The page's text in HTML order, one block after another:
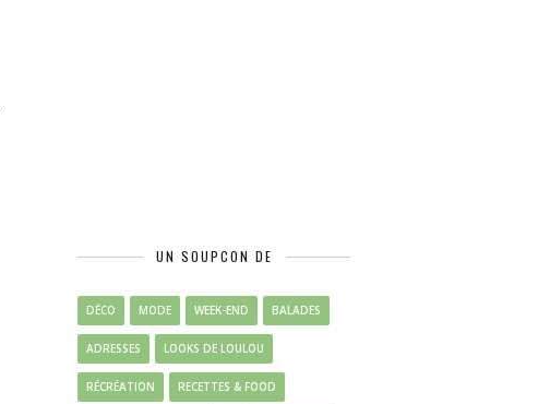
UN SOUPCON DE
DÉCO MODE WEEK-END BALADES
ADRESSES LOOKS DE LOULOU
RÉCRÉATION RECETTES & FOOD